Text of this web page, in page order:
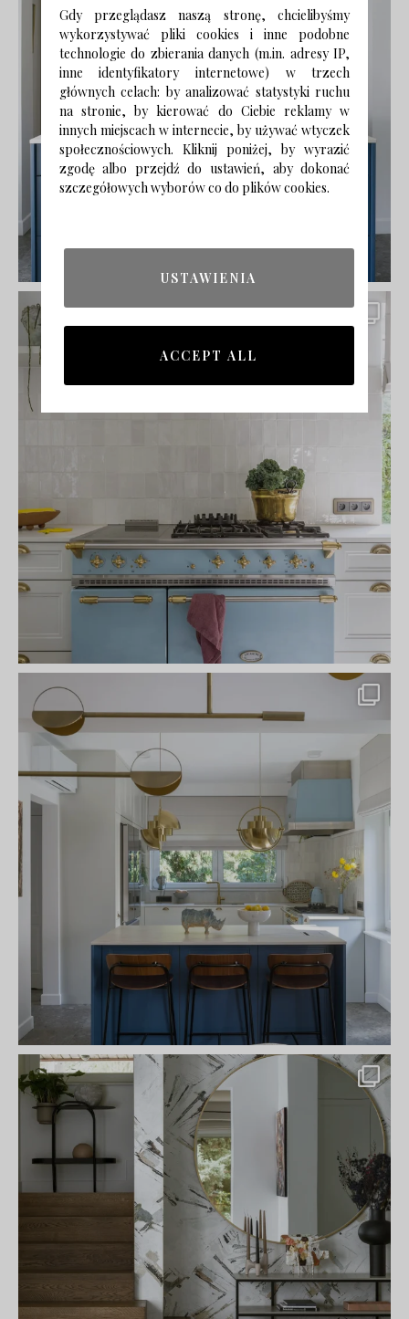
Gdy przeglądasz naszą stronę, chcielibyśmy
wykorzystywać pliki cookies i inne podobne
technologie do zbierania danych (m.in. adresy IP,
inne identyfikatory internetowe) w trzech
głównych celach: by analizować statystyki ruchu
na stronie, by kierować do Ciebie reklamy w
innych miejscach w internecie, by używać wtyczek
społecznościowych. Kliknij poniżej, by wyrazić
zgodę albo przejdź do ustawień, aby dokonać
szczegółowych wyborów co do plików cookies.
USTAWIENIA
ACCEPT ALL